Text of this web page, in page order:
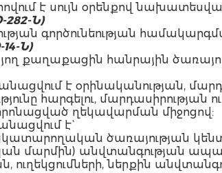
է սույն օրենքով
282-Ն)
գործունեության համակարգման
14-Ն)
քաղաքացին հանրային
է օրինականության,
հարգելու, մարդասիրության
ղեկավարման միջոցով:
է`
ծառայության
մարմին) անվտանգության
ներքին